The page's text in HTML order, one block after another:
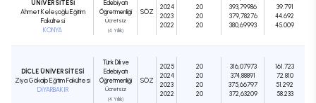
ÜNİVERSİTESİ
Ahmet Keleşoğlu Eğitim
Fakültesi
KONYA
Edebiyatı
Öğretmenliği
Ücretsiz
(4 Yıllık)
SÖZ
2024
2023
2022
20
20
20
393,79986
379,78276
380,69993
39.791
44.692
45.009
DİCLE ÜNİVERSİTESİ
Ziya Gökalp Eğitim Fakültesi
DİYARBAKIR
Türk Dili ve
Edebiyatı
Öğretmenliği
Ücretsiz
(4 Yıllık)
SÖZ
2025
2024
2023
2022
20
20
20
20
316,07973
374,88891
375,66797
372,63209
161.723
72.810
51.292
58.233